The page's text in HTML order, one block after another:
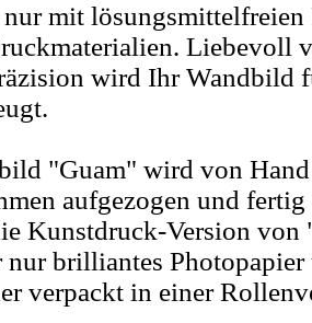
mit lösungsmittelfreien
Liebevoll
wird Ihr Wandbild
"Guam" wird von
aufgezogen und
Kunstdruck-Version von
nur brilliantes
verpackt in einer